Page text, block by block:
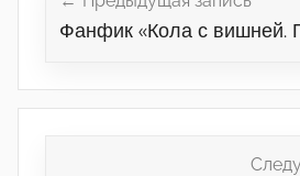
записям
Фанфик «Кола с вишней.